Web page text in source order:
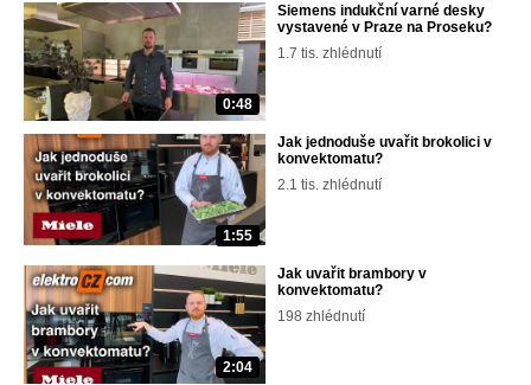
0:48
Siemens indukční varné desky
vystavené v Praze na Proseku?
1.7 tis. zhlédnutí
1:55
Jak jednoduše uvařit brokolici v
konvektomatu?
2.1 tis. zhlédnutí
2:04
Jak uvařit brambory v
konvektomatu?
198 zhlédnutí